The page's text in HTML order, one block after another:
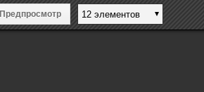
Предпросмотр